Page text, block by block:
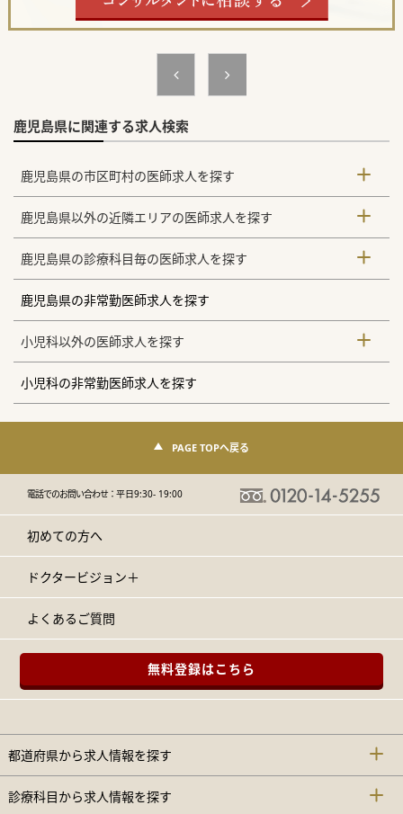
鹿児島県に関連する求人検索
鹿児島県の市区町村の医師求人を探す
鹿児島県以外の近隣エリアの医師求人を探す
鹿児島県の診療科目毎の医師求人を探す
鹿児島県の非常勤医師求人を探す
小児科以外の医師求人を探す
小児科の非常勤医師求人を探す
PAGE TOPへ戻る
電話でのお問い合わせ：平日9:30- 19:00
初めての方へ
ドクタービジョン＋
よくあるご質問
無料登録はこちら
都道府県から求人情報を探す
診療科目から求人情報を探す